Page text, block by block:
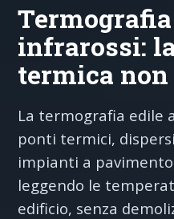
infrarossi:
termica
La termografia edile
ponti termici,
impianti a
leggendo le
edificio, senza